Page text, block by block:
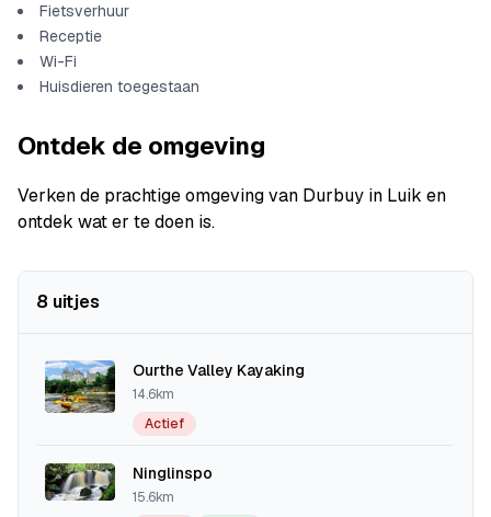
Fietsverhuur
Receptie
Wi-Fi
Huisdieren toegestaan
Ontdek de omgeving
Verken de prachtige omgeving van Durbuy in Luik en
ontdek wat er te doen is.
8 uitjes
Ourthe Valley Kayaking
14.6km
Actief
Ninglinspo
15.6km